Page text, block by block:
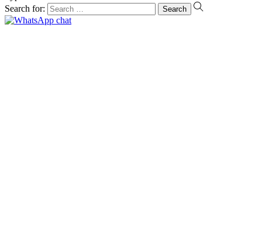
Search for: